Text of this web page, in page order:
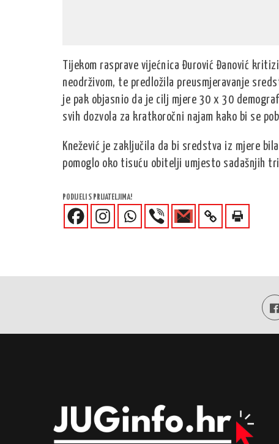
Tijekom rasprave vijećnica Đurović Đanović
neodrživom, te predložila preusmjeravanje
je pak objasnio da je cilj mjere 30 x 30
svih dozvola za kratkoročni najam kako bi se
Knežević je zaključila da bi sredstva iz mjere
pomoglo oko tisuću obitelji umjesto sadašnjih
PODIJELI S PRIJATELJIMA!